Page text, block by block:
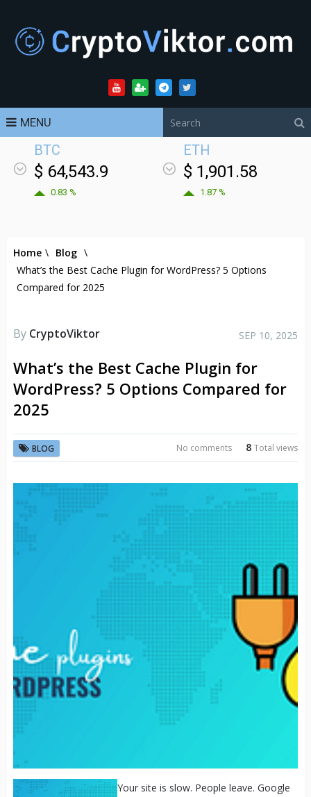
MENU
BTC
$ 64,543.9
0.83 %
ETH
$ 1,901.58
1.87 %
Home \ Blog \
What’s the Best Cache Plugin for WordPress? 5 Options
Compared for 2025
By CryptoViktor SEP 10, 2025
What’s the Best Cache Plugin for
WordPress? 5 Options Compared for
2025
BLOG 8Total views
No comments
Your site is slow. People leave. Google